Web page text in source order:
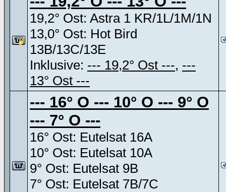
19,2° Ost: Astra 1 KR/1L/1M/1N
13,0° Ost: Hot Bird
13B/13C/13E
Inklusive: --- 19,2° Ost ---, ---
13° Ost ---
--- 16° O --- 10° O --- 9° O
--- 7° O ---
16° Ost: Eutelsat 16A
10° Ost: Eutelsat 10A
9° Ost: Eutelsat 9B
7° Ost: Eutelsat 7B/7C